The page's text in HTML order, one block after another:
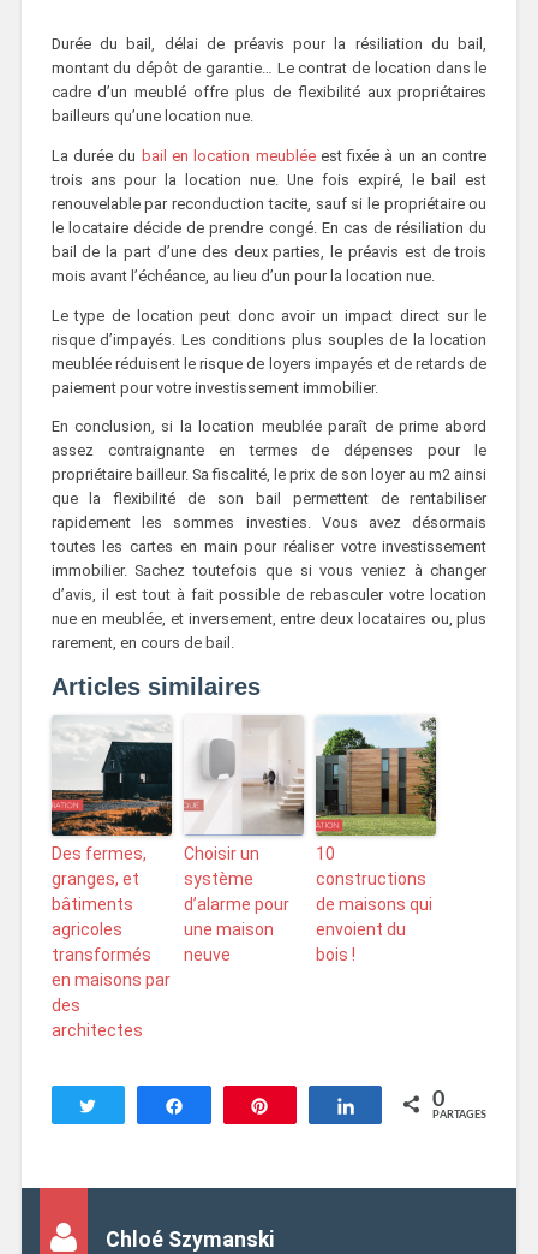
Durée du bail, délai de préavis pour la résiliation du bail,
montant du dépôt de garantie… Le contrat de location dans le
cadre d’un meublé offre plus de flexibilité aux propriétaires
bailleurs qu’une location nue.
La durée du bail en location meubléeest fixée à un an contre
trois ans pour la location nue. Une fois expiré, le bail est
renouvelable par reconduction tacite, sauf si le propriétaire ou
le locataire décide de prendre congé. En cas de résiliation du
bail de la part d’une des deux parties, le préavis est de trois
mois avant l’échéance, au lieu d’un pour la location nue.
Le type de location peut donc avoir un impact direct sur le
risque d’impayés. Les conditions plus souples de la location
meublée réduisent le risque de loyers impayés et de retards de
paiement pour votre investissement immobilier.
En conclusion, si la location meublée paraît de prime abord
assez contraignante en termes de dépenses pour le
propriétaire bailleur. Sa fiscalité, le prix de son loyer au m2 ainsi
que la flexibilité de son bail permettent de rentabiliser
rapidement les sommes investies. Vous avez désormais
toutes les cartes en main pour réaliser votre investissement
immobilier. Sachez toutefois que si vous veniez à changer
d’avis, il est tout à fait possible de rebasculer votre location
nue en meublée, et inversement, entre deux locataires ou, plus
rarement, en cours de bail.
Articles similaires
Des fermes,
granges, et
bâtiments
agricoles
transformés
en maisons par
des
architectes
Choisir un
système
d’alarme pour
une maison
neuve
10
constructions
de maisons qui
envoient du
bois !
Tweetez Partagez Enregistrer Partagez0
PARTAGES
Chloé Szymanski